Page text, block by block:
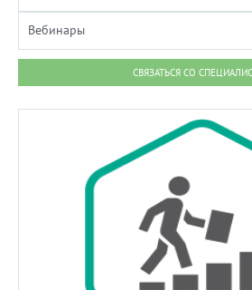
Вебинары
СВЯЗАТЬСЯ СО